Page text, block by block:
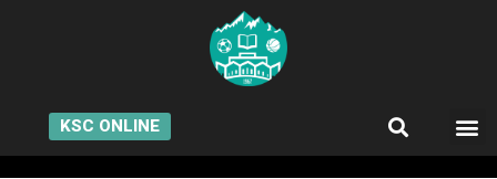
KSC ONLINE